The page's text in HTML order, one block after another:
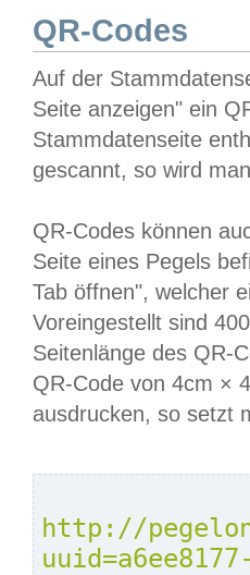
QR-Codes
Auf der
Seite anzeigen" ein
Stammdatenseite
gescannt, so wird
QR-Codes können
Seite eines Pegels
Tab öffnen", welcher
Voreingestellt sind
Seitenlänge des QR-
QR-Code von 4cm ×
ausdrucken, so setzt
http://